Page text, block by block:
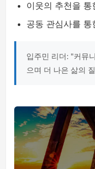
이웃의 추천을 통
공동 관심사를 통
입주민 리더: "커뮤
으며 더 나은 삶의